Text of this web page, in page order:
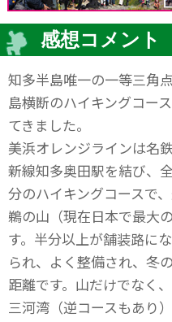
感想コメント
知多半島唯一の一等三角
島横断のハイキングコー
てきました。
美浜オレンジラインは名
新線知多奥田駅を結び、
分のハイキングコースで
鵜の山（現在日本で最大
す。半分以上が舗装路に
られ、よく整備され、冬
距離です。山だけでなく
三河湾（逆コースもあり